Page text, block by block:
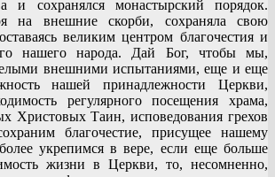
и сохранялся монастырский порядок.
на внешние скорби, сохраняла свою
великим центром благочестия и
нашего народа. Дай Бог, чтобы мы,
внешними испытаниями, еще и еще
нашей принадлежности Церкви,
регулярного посещения храма,
Христовых Таин, исповедования грехов
благочестие, присущее нашему
укрепимся в вере, если еще больше
жизни в Церкви, то, несомненно,